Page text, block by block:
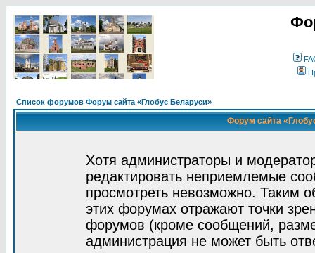
Список форумов Форум сайта «Глобус Беларуси»
Форум сайта
Хотя администраторы и
редактировать неприемлемые
просмотреть невозможно. Таким
этих форумах отражают точки
форумов (кроме сообщений,
администрация не может быть